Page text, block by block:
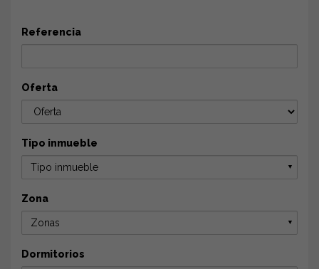
Referencia
Oferta
Tipo inmueble
Tipo inmueble ▼
Zona
Zonas ▼
Dormitorios